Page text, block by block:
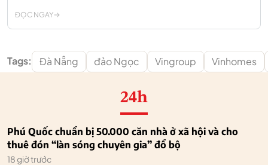
ĐỌC NGAY
Tags: Đà Nẵng đảo Ngọc Vingroup Vinhomes
24h
Phú Quốc chuẩn bị 50.000 căn nhà ở xã hội và cho
thuê đón “làn sóng chuyên gia” đổ bộ
18 giờ trước